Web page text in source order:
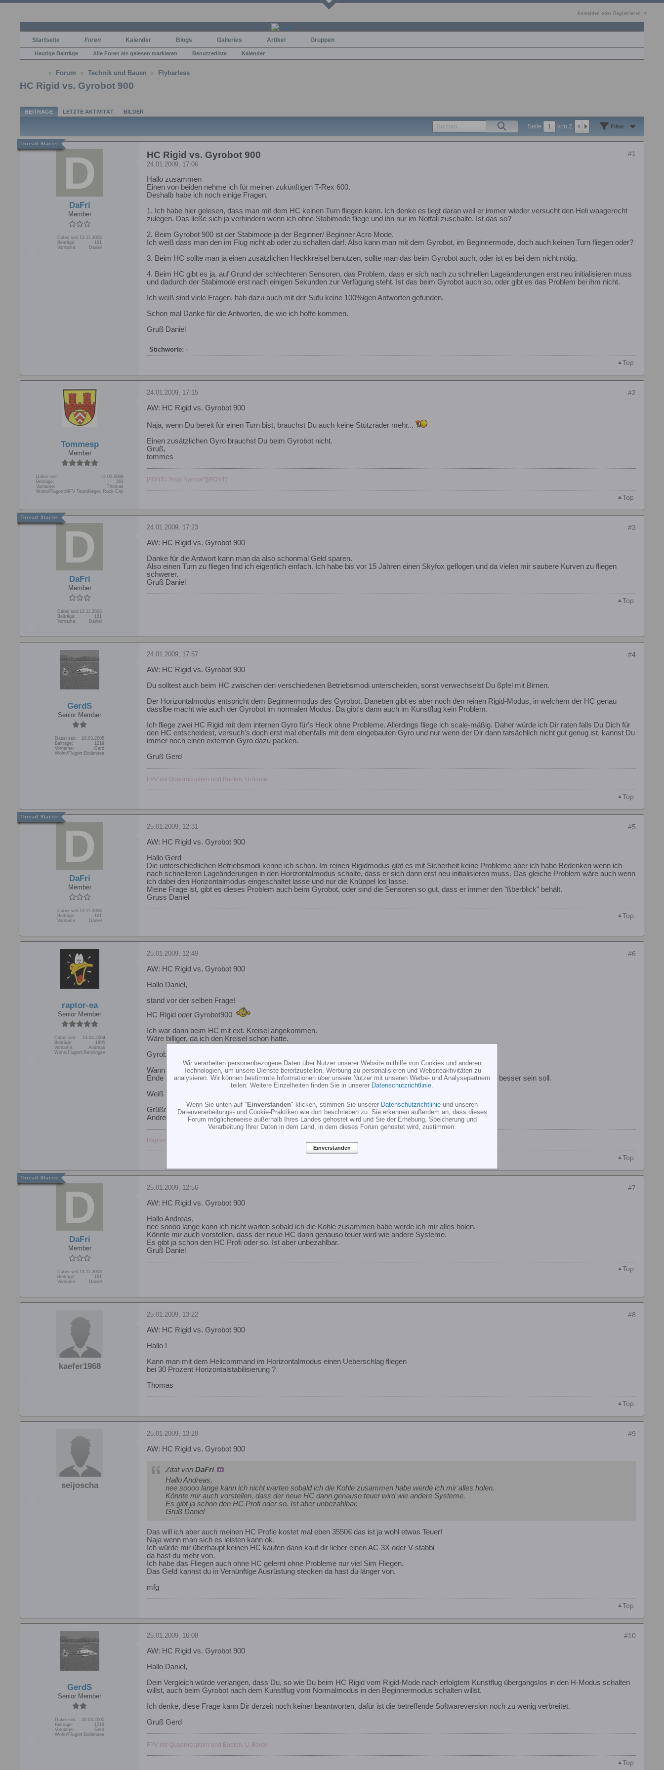
Anmelden oder Registrieren
Startseite Foren Kalender Blogs Galleries Artikel Gruppen
Heutige Beiträge Alle Foren als gelesen markieren Benutzerliste Kalender
Forum Technik und Bauen Flybarless
HC Rigid vs. Gyrobot 900
BEITRÄGE LETZTE AKTIVITÄT BILDER
Seite von 2 Filter
DaFri
Member
Dabei seit: 13.11.2008
Beiträge:
161
Vorname:
Daniel
#1
HC Rigid vs. Gyrobot 900
24.01.2009, 17:06
Hallo zusammen
Einen von beiden nehme ich für meinen zukünftigen T-Rex 600.
Deshalb habe ich noch einige Fragen.
1. Ich habe hier gelesen, dass man mit dem HC keinen Turn fliegen kann. Ich denke es liegt daran weil er immer wieder versucht den Heli waagerecht
zulegen. Das ließe sich ja verhindern wenn ich ohne Stabimode fliege und ihn nur im Notfall zuschalte. Ist das so?
2. Beim Gyrobot 900 ist der Stabimode ja der Beginner/ Beginner Acro Mode.
Ich weiß dass man den im Flug nicht ab oder zu schalten darf. Also kann man mit dem Gyrobot, im Beginnermode, doch auch keinen Turn fliegen oder?
3. Beim HC sollte man ja einen zusätzlichen Heckkreisel benutzen, sollte man das beim Gyrobot auch, oder ist es bei dem nicht nötig.
4. Beim HC gibt es ja, auf Grund der schlechteren Sensoren, das Problem, dass er sich nach zu schnellen Lageänderungen erst neu initialisieren muss
und dadurch der Stabimode erst nach einigen Sekunden zur Verfügung steht. Ist das beim Gyrobot auch so, oder gibt es das Problem bei ihm nicht.
Ich weiß sind viele Fragen, hab dazu auch mit der Sufu keine 100%igen Antworten gefunden.
Schon mal Danke für die Antworten, die wie ich hoffe kommen.
Gruß Daniel
Stichworte: -
Top
Tommesp
Member
Dabei seit:
12.05.2008
Beiträge:
361
Vorname:
Thomas
Wohn/Flugort: MFV Teutoflieger, Rock City
#2
24.01.2009, 17:15
AW: HC Rigid vs. Gyrobot 900
Naja, wenn Du bereit für einen Turn bist, brauchst Du auch keine Stützräder mehr...
Einen zusätzlichen Gyro brauchst Du beim Gyrobot nicht.
Gruß,
tommes
[FONT="Arial Narrow"][/FONT]
Top
DaFri
Member
Dabei seit: 13.11.2008
Beiträge:
161
Vorname:
Daniel
#3
24.01.2009, 17:23
AW: HC Rigid vs. Gyrobot 900
Danke für die Antwort kann man da also schonmal Geld sparen.
Also einen Turn zu fliegen find ich eigentlich einfach. Ich habe bis vor 15 Jahren einen Skyfox geflogen und da vielen mir saubere Kurven zu fliegen
schwerer.
Gruß Daniel
Top
GerdS
Senior Member
Dabei seit:
20.03.2005
Beiträge:
1219
Vorname:
Gerd
Wohn/Flugort: Bodensee
#4
24.01.2009, 17:57
AW: HC Rigid vs. Gyrobot 900
Du solltest auch beim HC zwischen den verschiedenen Betriebsmodi unterscheiden, sonst verwechselst Du ßpfel mit Birnen.
Der Horizontalmodus entspricht dem Beginnermodus des Gyrobot. Daneben gibt es aber noch den reinen Rigid-Modus, in welchem der HC genau
dasslbe macht wie auch der Gyrobot im normalen Modus. Da gibt's dann auch im Kunstflug kein Problem.
Ich fliege zwei HC Rigid mit dem internen Gyro für's Heck ohne Probleme. Allerdings fliege ich scale-mäßig. Daher würde ich Dir raten falls Du Dich für
den HC entscheidest, versuch's doch erst mal ebenfalls mit dem eingebauten Gyro und nur wenn der Dir dann tatsächlich nicht gut genug ist, kannst Du
immer noch einen externen Gyro dazu packen.
Gruß Gerd
FPV mit Quadrocoptern und Booten, U-Boote
Top
DaFri
Member
Dabei seit: 13.11.2008
Beiträge:
161
Vorname:
Daniel
#5
25.01.2009, 12:31
AW: HC Rigid vs. Gyrobot 900
Hallo Gerd
Die unterschiedlichen Betriebsmodi kenne ich schon. Im reinen Rigidmodus gibt es mit Sicherheit keine Probleme aber ich habe Bedenken wenn ich
nach schnelleren Lageänderungen in den Horizontalmodus schalte, dass er sich dann erst neu initialisieren muss. Das gleiche Problem wäre auch wenn
ich dabei den Horizontalmodus eingeschaltet lasse und nur die Knüppel los lasse.
Meine Frage ist, gibt es dieses Problem auch beim Gyrobot, oder sind die Sensoren so gut, dass er immer den "ßberblick" behält.
Gruss Daniel
Top
raptor-ea
Senior Member
Dabei seit:
13.04.2004
Beiträge:
1895
Vorname:
Andreas
Wohn/Flugort: Renningen
#6
25.01.2009, 12:49
AW: HC Rigid vs. Gyrobot 900
Hallo Daniel,
stand vor der selben Frage!
HC Rigid oder Gyrobot900
Ich war dann beim HC mit ext. Kreisel angekommen.
Wäre billiger, da ich den Kreisel schon hatte.
Gyrobot hat bessere Sensoren, aber ist halt auch teurer.
Wann willst Du denn das ganze haben?
Ende 3.Quartal soll es einen neuen HC geben, der in Sachen Sensoren und eingebauten Heckkreisel deutlich besser sein soll.
Weiß net, ob Du warten willst?
Grüße
Andreas, der den HC bevorzugt
Raptor50V2 (mein erster Heli) jetzt Elektro;450er Airwolf; 600er-Bell412;700er-JetRanger
Top
DaFri
Member
Dabei seit: 13.11.2008
Beiträge:
161
Vorname:
Daniel
#7
25.01.2009, 12:56
AW: HC Rigid vs. Gyrobot 900
Hallo Andreas,
nee soooo lange kann ich nicht warten sobald ich die Kohle zusammen habe werde ich mir alles holen.
Könnte mir auch vorstellen, dass der neue HC dann genauso teuer wird wie andere Systeme.
Es gibt ja schon den HC Profi oder so. Ist aber unbezahlbar.
Gruß Daniel
Top
kaefer1968
#8
25.01.2009, 13:22
AW: HC Rigid vs. Gyrobot 900
Hallo !
Kann man mit dem Helicommand im Horizontalmodus einen Ueberschlag fliegen
bei 30 Prozent Horizontalstabilisierung ?
Thomas
Top
seijoscha
#9
25.01.2009, 13:28
AW: HC Rigid vs. Gyrobot 900
Zitat von DaFri
Hallo Andreas,
nee soooo lange kann ich nicht warten sobald ich die Kohle zusammen habe werde ich mir alles holen.
Könnte mir auch vorstellen, dass der neue HC dann genauso teuer wird wie andere Systeme.
Es gibt ja schon den HC Profi oder so. Ist aber unbezahlbar.
Gruß Daniel
Das will ich aber auch meinen HC Profie kostet mal eben 3550€ das ist ja wohl etwas Teuer!
Naja wenn man sich es leisten kann ok.
Ich würde mir überhaupt keinen HC kaufen dann kauf dir lieber einen AC-3X oder V-stabbi
da hast du mehr von.
Ich habe das Fliegen auch ohne HC gelernt ohne Probleme nur viel Sim Fliegen.
Das Geld kannst du in Vernünftige Ausrüstung stecken da hast du länger von.
mfg
Top
GerdS
Senior Member
Dabei seit:
20.03.2005
Beiträge:
1219
Vorname:
Gerd
Wohn/Flugort: Bodensee
#10
25.01.2009, 16:08
AW: HC Rigid vs. Gyrobot 900
Hallo Daniel,
Dein Vergleich würde verlangen, dass Du, so wie Du beim HC Rigid vom Rigid-Mode nach erfolgtem Kunstflug übergangslos in den H-Modus schalten
willst, auch beim Gyrobot nach dem Kunstflug vom Normalmodus in den Beginnermodus schalten willst.
Ich denke, diese Frage kann Dir derzeit noch keiner beantworten, dafür ist die betreffende Softwareversion noch zu wenig verbreitet.
Gruß Gerd
FPV mit Quadrocoptern und Booten, U-Boote
Top
Wir verarbeiten personenbezogene Daten über Nutzer unserer Website mithilfe von Cookies und anderen
Technologien, um unsere Dienste bereitzustellen, Werbung zu personalisieren und Websiteaktivitäten zu
analysieren. Wir können bestimmte Informationen über unsere Nutzer mit unseren Werbe- und Analysepartnern
teilen. Weitere Einzelheiten finden Sie in unserer Datenschutzrichtlinie
Wenn Sie unten auf "Einverstanden" klicken, stimmen Sie unserer Datenschutzrichtlinie und unseren
Datenverarbeitungs- und Cookie-Praktiken wie dort beschrieben zu. Sie erkennen außerdem an, dass dieses
Forum möglicherweise außerhalb Ihres Landes gehostet wird und Sie der Erhebung, Speicherung und
Verarbeitung Ihrer Daten in dem Land, in dem dieses Forum gehostet wird, zustimmen.
Einverstanden